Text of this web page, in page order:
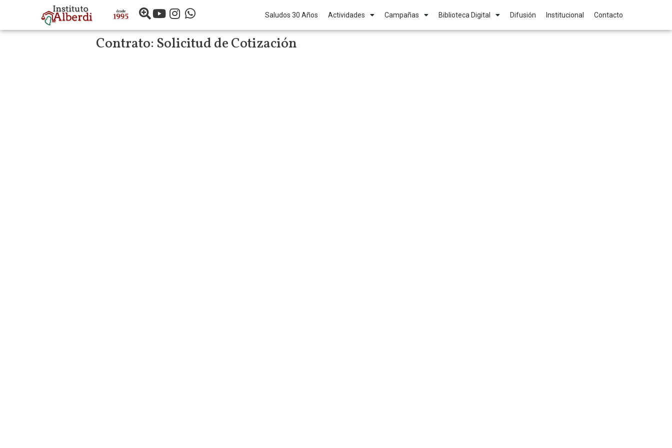
Saludos 30 Años Actividades Campañas Biblioteca Digital Difusión Institucional Contacto
Contrato: Solicitud de Cotización